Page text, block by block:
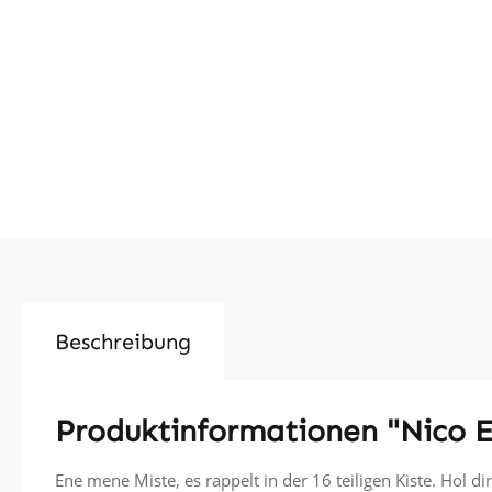
Beschreibung
Produktinformationen "Nico
Ene mene Miste, es rappelt in der 16 teiligen Kiste. Hol